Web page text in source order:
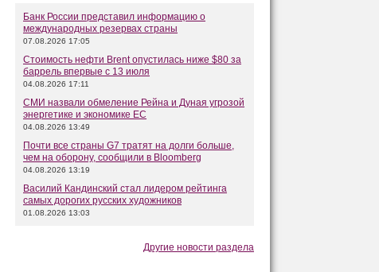
Банк России представил информацию о
международных резервах страны
07.08.2026 17:05
Стоимость нефти Brent опустилась ниже $80 за
баррель впервые с 13 июля
04.08.2026 17:11
СМИ назвали обмеление Рейна и Дуная угрозой
энергетике и экономике ЕС
04.08.2026 13:49
Почти все страны G7 тратят на долги больше,
чем на оборону, сообщили в Bloomberg
04.08.2026 13:19
Василий Кандинский стал лидером рейтинга
самых дорогих русских художников
01.08.2026 13:03
Другие новости раздела